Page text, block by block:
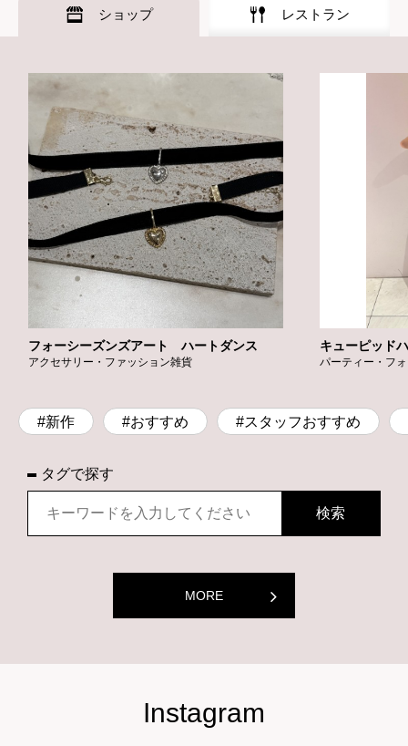
ショップ レストラン
フォーシーズンズアート ハートダンス
アクセサリー・ファッション雑貨
キューピッド
パーティー・フ
#新作 #おすすめ #スタッフおすすめ
タグで探す
MORE
Instagram